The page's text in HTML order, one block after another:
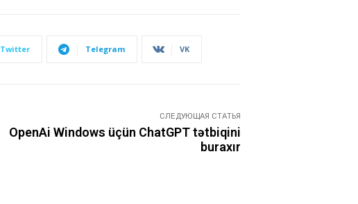
Twitter Telegram VK
СЛЕДУЮЩАЯ СТАТЬЯ
OpenAi Windows üçün ChatGPT tətbiqini
buraxır